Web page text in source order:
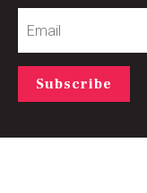
Subscribe